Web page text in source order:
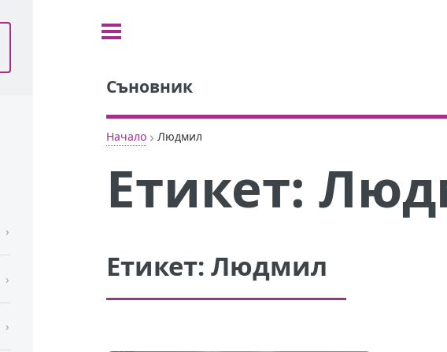
Съновник
Начало › Людмил
Етикет:
Етикет: Людмил